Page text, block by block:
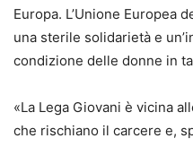
Europa. L’Unione Europea
una sterile solidarietà e
condizione delle donne in
«La Lega Giovani è vicina
che rischiano il carcere e,